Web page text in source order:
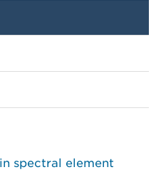
spectral element